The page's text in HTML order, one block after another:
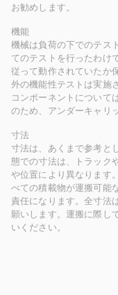
お勧めします。
機能
機械は負荷の下でのテス
てのテストを行ったわけ
従って動作されていたか
外の機能性テストは実施
コンポーネントについて
のため、アンダーキャリ
寸法
寸法は、あくまで参考と
態での寸法は、トラック
や位置により異なります
べての積載物が運搬可能
責任になります。全寸法
願いします。運搬に際し
いください。